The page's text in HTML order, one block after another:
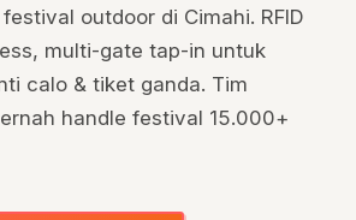
outdoor di Cimahi. RFID
multi-gate tap-in untuk
calo & tiket ganda. Tim
handle festival 15.000+